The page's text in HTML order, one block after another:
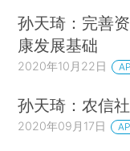
孙天琦：完善
康发展基础
2020年10月22日
孙天琦：农信
2020年09月17日